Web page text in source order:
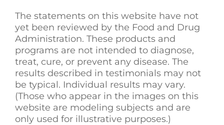
The statements on this website have not
yet been reviewed by the Food and Drug
Administration. These products and
programs are not intended to diagnose,
treat, cure, or prevent any disease. The
results described in testimonials may not
be typical. Individual results may vary.
(Those who appear in the images on this
website are modeling subjects and are
only used for illustrative purposes.)